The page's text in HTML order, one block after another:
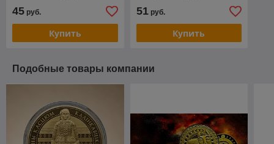
45 руб.
Купить
51руб.
Купить
Подобные товары компании